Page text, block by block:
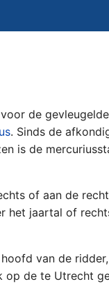
de
. Sinds de
is de
of aan de
het jaartal of
van de
de te Utrecht